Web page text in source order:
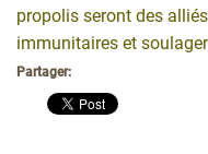
propolis seront des
immunitaires et
Partager: